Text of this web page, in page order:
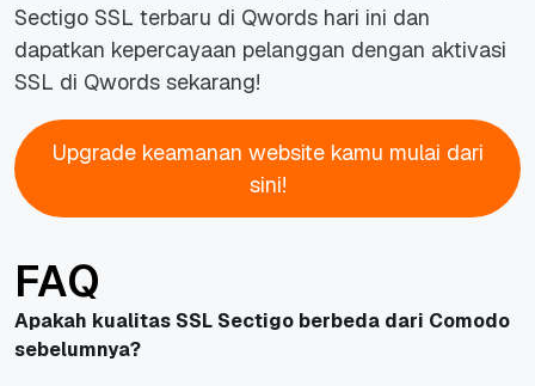
Sectigo SSL terbaru di Qwords hari ini dan
dapatkan kepercayaan pelanggan dengan aktivasi
SSL di Qwords sekarang!
Upgrade keamanan website kamu mulai dari
sini!
FAQ
Apakah kualitas SSL Sectigo berbeda dari Comodo
sebelumnya?